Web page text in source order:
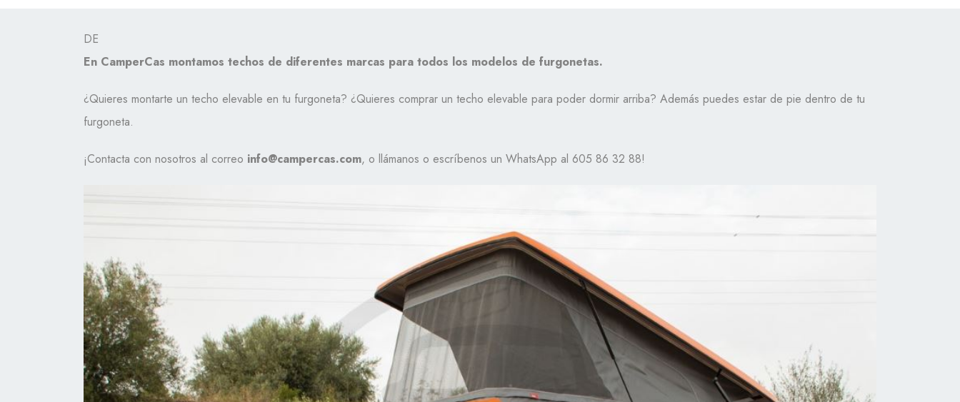
DE
En CamperCas montamos techos de diferentes marcas para todos los modelos de furgonetas.
¿Quieres montarte un techo elevable en tu furgoneta? ¿Quieres comprar un techo elevable para poder dormir arriba? Además puedes estar de pie dentro de tu
furgoneta.
¡Contacta con nosotros al correo info@campercas.com, o llámanos o escríbenos un WhatsApp al 605 86 32 88!